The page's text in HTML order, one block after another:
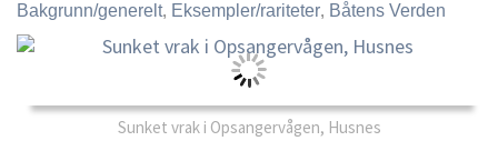
Bakgrunn/generelt, Eksempler/rariteter, Båtens Verden
Sunket vrak i Opsangervågen, Husnes